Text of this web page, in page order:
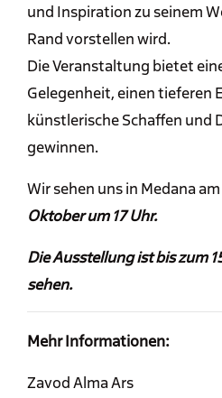
und Inspiration zu seinem
Rand vorstellen wird.
Die Veranstaltung bietet
Gelegenheit, einen tieferen
künstlerische Schaffen und
gewinnen.
Wir sehen uns in Medana
Oktober um 17 Uhr.
Die Ausstellung ist bis zum
sehen.
Mehr Informationen:
Zavod Alma Ars